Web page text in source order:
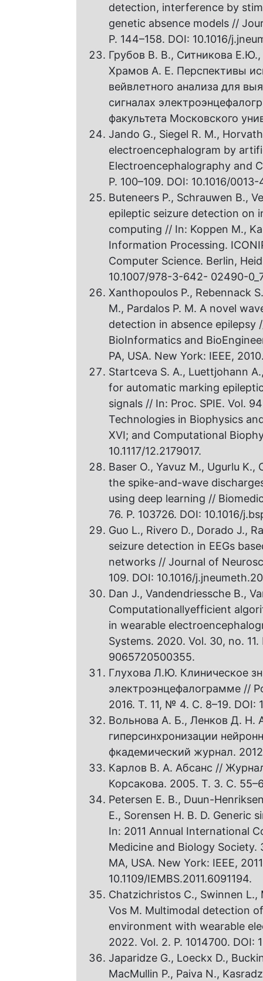
detection, interference by
genetic absence models //
P. 144–158. DOI: 10.1016/
Грубов В. В., Ситникова
Храмов А. Е. Перспективы
вейвлетного анализа для
сигналах
факультета Московского
Jando G., Siegel R. M.,
electroencephalogram by
Electroencephalography and
P. 100–109. DOI: 10.1016/
Buteneers P., Schrauwen B.,
epileptic seizure detection on
computing // In: Koppen M.,
Information Processing.
Computer Science. Berlin,
10.1007/978-3-642- 02490-
Xanthopoulos P., Rebennack
M., Pardalos P. M. A novel
detection in absence epilepsy
BioInformatics and
PA, USA. New York: IEEE,
Startceva S. A., Luettjohann
for automatic marking
signals // In: Proc. SPIE. Vol.
Technologies in Biophysics
XVI; and Computational
10.1117/12.2179017.
Baser O., Yavuz M., Ugurlu
the spike-and-wave
using deep learning //
76. P. 103726. DOI: 10.1016/
Guo L., Rivero D., Dorado J.,
seizure detection in EEGs
networks // Journal of
109. DOI: 10.1016/
Dan J., Vandendriessche B.,
Computationallyefficient
in wearable
Systems. 2020. Vol. 30, no.
9065720500355.
Глухова Л.Ю. Клиническое
электроэнцефалограмме //
2016. Т. 11, № 4. С. 8–19.
Вольнова А. Б., Ленков Д. Н.
гиперсинхронизации
фкадемический журнал.
Карлов В. А. Абсанс //
Корсакова. 2005. Т. 3. С.
Petersen E. B., Duun-
E., Sorensen H. B. D. Generic
In: 2011 Annual International
Medicine and Biology Society.
MA, USA. New York: IEEE,
10.1109/IEMBS.2011.6091194.
Chatzichristos C., Swinnen L.,
Vos M. Multimodal detection
environment with wearable
2022. Vol. 2. P. 1014700. DOI:
Japaridze G., Loeckx D.,
MacMullin P., Paiva N.,